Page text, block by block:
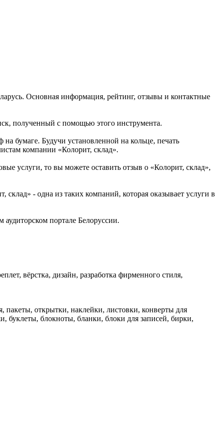
Основная информация, рейтинг, отзывы и контактные
полученный с помощью этого инструмента.
бумаге. Будучи установленной на кольце, печать
компании «Колорит, склад».
услуги, то вы можете оставить отзыв о «Колорит, склад»,
- одна из таких компаний, которая оказывает услуги в
портале Белоруссии.
вёрстка, дизайн, разработка фирменного стиля,
пакеты, открытки, наклейки, листовки, конверты для
блокноты, бланки, блоки для записей, бирки,